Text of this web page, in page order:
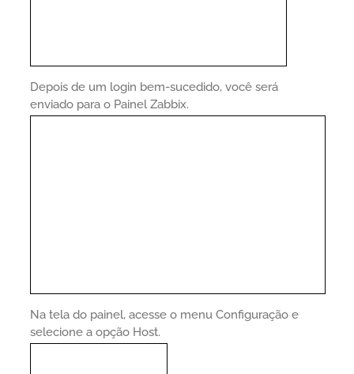
Depois de um login bem-sucedido, você será
enviado para o Painel Zabbix.
Na tela do painel, acesse o menu Configuração e
selecione a opção Host.